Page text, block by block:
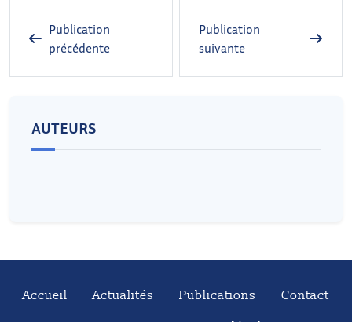
Publication
précédente
Publication
suivante
AUTEURS
Accueil Actualités Publications
Contact